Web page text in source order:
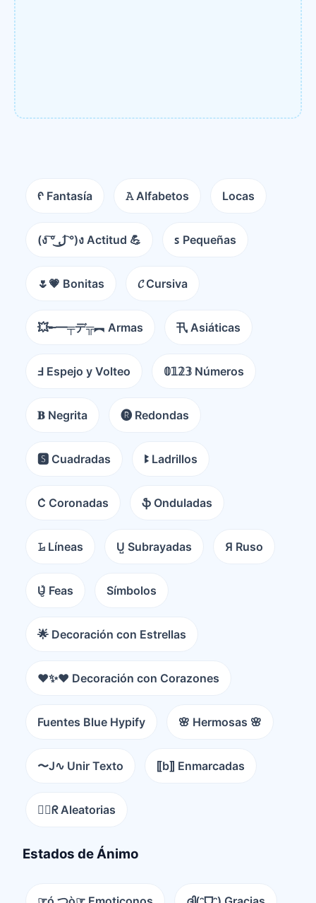
ᠻ Fantasía 𝙰 Alfabetos Locas
(ง ͠° ͟ل͜ ͡°)ง Actitud 💪 ꜱ Pequeñas
🌷💗 Bonitas 𝓒 Cursiva
💥╾━╤デ╦︻ Armas 卂 Asiáticas
Ⅎ Espejo y Volteo 𝟘𝟙𝟚𝟛 Números
𝐁 Negrita 🅡 Redondas
🆂 Cuadradas ꔪ Ladrillos
C͛ Coronadas ֆ Onduladas
𝙻̷ Líneas U̺ Subrayadas Я Ruso
U̵̮̽ Feas Símbolos
🌟 Decoración con Estrellas
❤️✨❤️ Decoración con Corazones
Fuentes Blue Hypify 🌸 Hermosas 🌸
〜J∿ Unir Texto ⟦b⟧ Enmarcadas
😵‍💫ᖇ Aleatorias
Estados de Ánimo